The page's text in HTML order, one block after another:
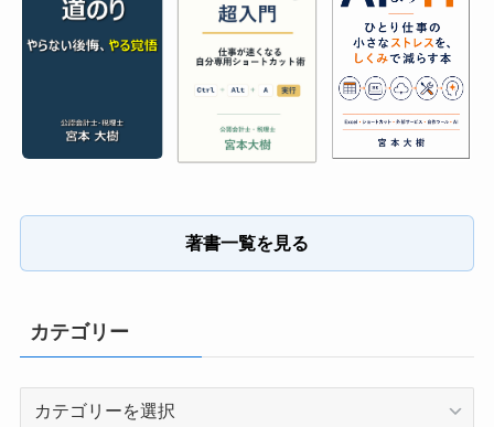
著書一覧を見る
カテゴリー